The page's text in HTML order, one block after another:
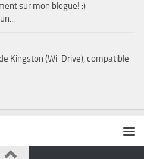
sur mon blogue! :)
Kingston (Wi-Drive), compatible